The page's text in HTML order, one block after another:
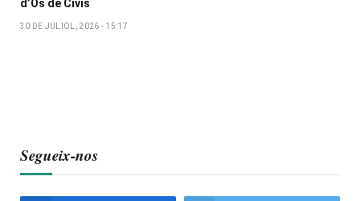
d’Os de Civís
30 DE JULIOL, 2026 - 15:17
Segueix-nos